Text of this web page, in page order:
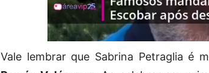
Vale lembrar que Sabrina Petraglia é